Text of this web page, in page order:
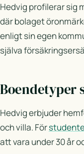
Hedvig profilerar sig
där bolaget
enligt sin egen
själva
Boendetyper
Hedvig erbjuder
och villa. För
att vara under 30 år